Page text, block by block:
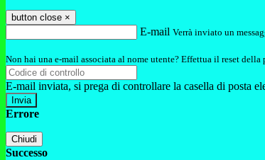
button close ×
E-mail Verrà inviato un
Non hai una e-mail associata al nome utente? Effettua il reset della
E-mail inviata, si prega di controllare la casella di posta
Errore
Chiudi
Successo